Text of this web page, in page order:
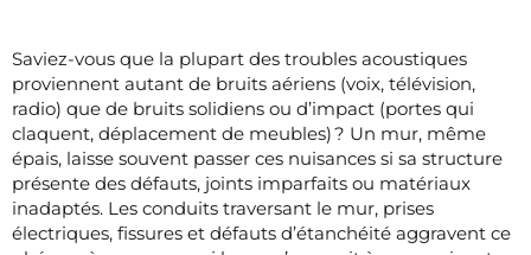
Saviez-vous que la plupart des troubles acoustiques
proviennent autant de bruits aériens (voix, télévision,
radio) que de bruits solidiens ou d’impact (portes qui
claquent, déplacement de meubles) ? Un mur, même
épais, laisse souvent passer ces nuisances si sa structure
présente des défauts, joints imparfaits ou matériaux
inadaptés. Les conduits traversant le mur, prises
électriques, fissures et défauts d’étanchéité aggravent ce